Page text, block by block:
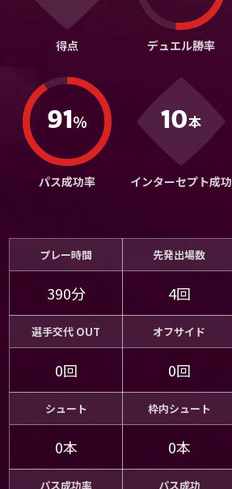
運営会社
ご利用にあたって
プライバシーポリシー
お問い合わせ
© AbemaTV. Inc. All Rights Reserved.
得点 デュエル勝率
91％
パス成功率
10本
インターセプト成功
プレー時間
390分
先発出場数
4回
選手交代 OUT
0回
オフサイド
0回
シュート
0本
枠内シュート
0本
パス成功率 パス成功